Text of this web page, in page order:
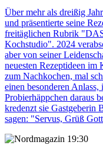
Über mehr als dreißig
und präsentierte seine
freitäglichen Rubrik
Kochstudio". 2024
aber von seiner
neuesten Rezeptideen
zum Nachkochen, mal
einen besonderen
Probierhäppchen daraus
kredenzt sie Gastgeberin
sagen: "Servus, Grüß
19:30